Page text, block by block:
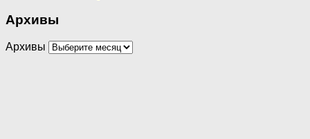
Архивы
Архивы